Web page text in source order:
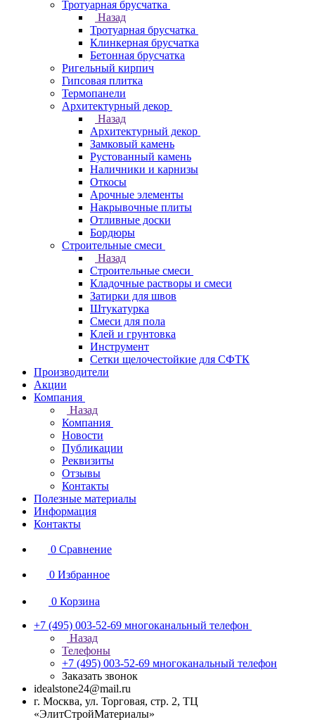
Тротуарная брусчатка
Назад
Тротуарная брусчатка
Клинкерная брусчатка
Бетонная брусчатка
Ригельный кирпич
Гипсовая плитка
Термопанели
Архитектурный декор
Назад
Архитектурный декор
Замковый камень
Рустованный камень
Наличники и карнизы
Откосы
Арочные элементы
Накрывочные плиты
Отливные доски
Бордюры
Строительные смеси
Назад
Строительные смеси
Кладочные растворы и смеси
Затирки для швов
Штукатурка
Смеси для пола
Клей и грунтовка
Инструмент
Сетки щелочестойкие для СФТК
Производители
Акции
Компания
Назад
Компания
Новости
Публикации
Реквизиты
Отзывы
Контакты
Полезные материалы
Информация
Контакты
0 Сравнение
0 Избранное
0 Корзина
+7 (495) 003-52-69 многоканальный телефон
Назад
Телефоны
+7 (495) 003-52-69 многоканальный телефон
Заказать звонок
idealstone24@mail.ru
г. Москва, ул. Торговая, стр. 2, ТЦ
«ЭлитСтройМатериалы»